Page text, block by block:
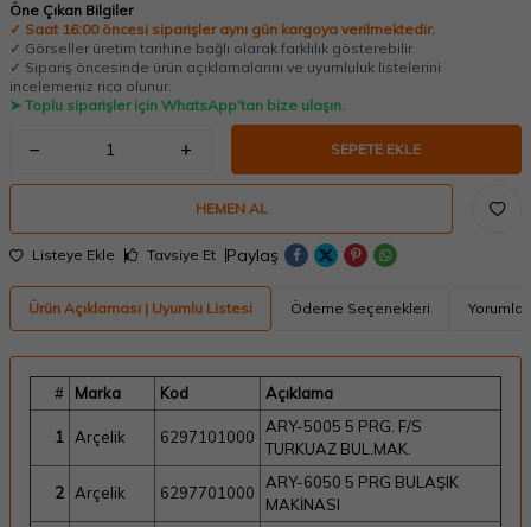
Öne Çıkan Bilgiler
✓ Saat 16:00 öncesi siparişler aynı gün kargoya verilmektedir.
✓ Görseller üretim tarihine bağlı olarak farklılık gösterebilir.
✓ Sipariş öncesinde ürün açıklamalarını ve uyumluluk listelerini
incelemeniz rica olunur.
➤ Toplu siparişler için WhatsApp'tan bize ulaşın.
SEPETE EKLE
HEMEN AL
Listeye Ekle Tavsiye Et Paylaş
Ürün Açıklaması | Uyumlu Listesi Ödeme Seçenekleri Yorumlar
# Marka Kod Açıklama
1 Arçelik 6297101000
ARY-5005 5 PRG. F/S
TURKUAZ BUL.MAK.
2 Arçelik 6297701000
ARY-6050 5 PRG BULAŞIK
MAKİNASI